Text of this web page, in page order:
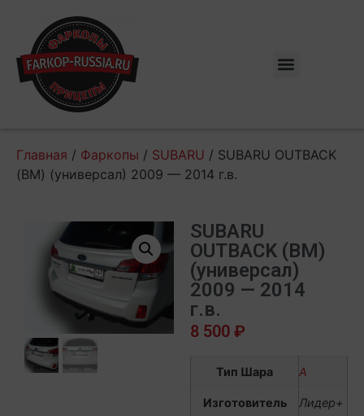
Главная / Фаркопы / SUBARU / SUBARU OUTBACK
(ВМ) (универсал) 2009 — 2014 г.в.
SUBARU
OUTBACK (ВМ)
(универсал)
2009 — 2014
г.в.
8 500 ₽
Тип Шара А
Изготовитель Лидер+